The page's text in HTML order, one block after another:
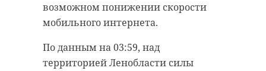
возможном понижении скорости
мобильного интернета.
По данным на 03:59, над
территорией Ленобласти силы